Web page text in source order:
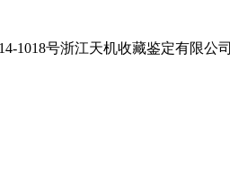
1018号浙江天机收藏鉴定有限公司